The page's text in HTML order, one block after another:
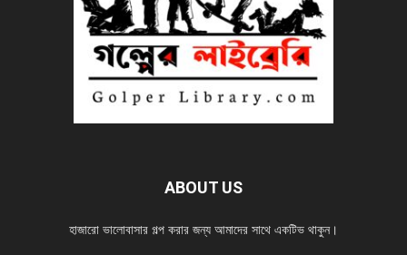
ABOUT US
হাজারো ভালোবাসার গল্প করার জন্য আমাদের সাথে একটিভ থাকুন।